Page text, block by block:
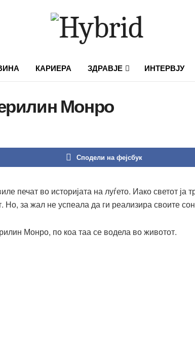
КАРИЕРА ЗДРАВЈЕ ИНТЕРВЈУ
Монро
Сподели на фејсбук
печат во историјата на луѓето. Иако светот
Но, за жал не успеала да ги реализира своите
Монро, по коа таа се водела во животот.